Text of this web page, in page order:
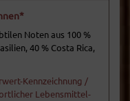
Noten aus 100 %
40 % Costa Rica,
Kennzeichnung /
Lebensmittel-